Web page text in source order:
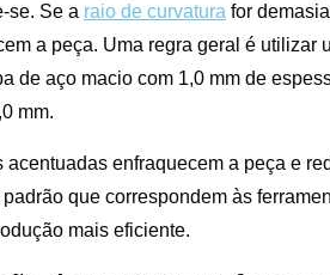
se. Se a raio de curvatura for
a peça. Uma regra geral é utilizar
de aço macio com 1,0 mm de
mm.
acentuadas enfraquecem a peça e
que correspondem às
mais eficiente.